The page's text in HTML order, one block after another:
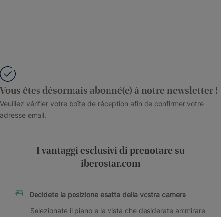
Vous êtes désormais abonné(e) à notre newsletter !
Veuillez vérifier votre boîte de réception afin de confirmer votre
adresse email.
I vantaggi esclusivi di prenotare su
iberostar.com
Decidete la posizione esatta della vostra camera
Selezionate il piano e la vista che desiderate ammirare